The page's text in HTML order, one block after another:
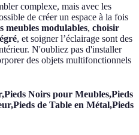
complexe, mais avec les
de créer un espace à la fois
meubles modulables, choisir
, et soigner l’éclairage sont des
N'oubliez pas d'installer
des objets multifonctionnels
Noirs pour Meubles,Pieds
de Table en Métal,Pieds